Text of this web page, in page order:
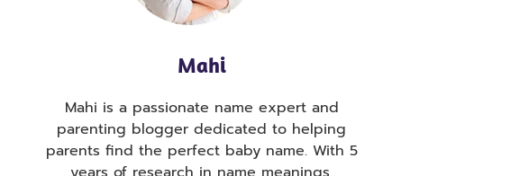
Mahi
Mahi is a passionate name expert and
parenting blogger dedicated to helping
parents find the perfect baby name. With 5